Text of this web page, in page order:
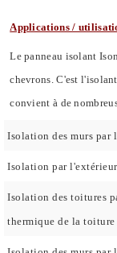
Applications /
Le panneau isolant
chevrons. C'est
convient à de
Isolation des murs par
Isolation par
Isolation des toitures
thermique de la